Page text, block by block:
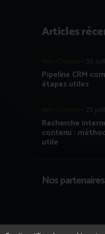
Articles
Non Classés 30
Pipeline CRM
étapes utiles
Non Classés 23
Recherche
contenu :
utile
Nos partenaires
Copyright © 2023